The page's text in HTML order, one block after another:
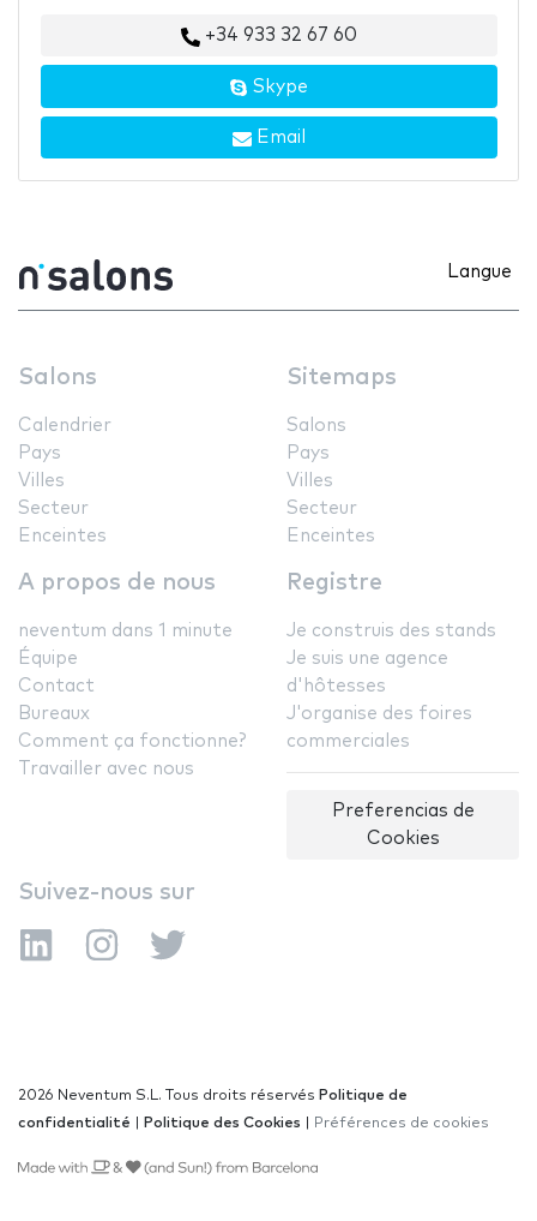
+34 933 32 67 60
Skype
Email
Langue
Salons
Calendrier
Pays
Villes
Secteur
Enceintes
Sitemaps
Salons
Pays
Villes
Secteur
Enceintes
A propos de nous
neventum dans 1 minute
Équipe
Contact
Bureaux
Comment ça fonctionne?
Travailler avec nous
Registre
Je construis des stands
Je suis une agence
d'hôtesses
J'organise des foires
commerciales
Preferencias de
Cookies
Suivez-nous sur
2026 Neventum S.L. Tous droits réservés Politique de
confidentialité
Politique des Cookies Préférences de cookies